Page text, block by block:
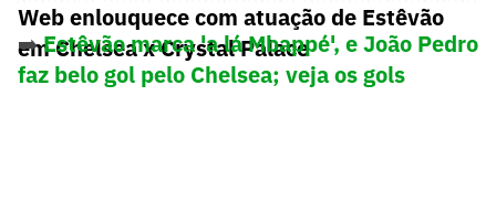
Web enlouquece com atuação de Estêvão
em Chelsea x Crystal Palace
➡️Estêvão marca 'a lá Mbappé', e João Pedro
faz belo gol pelo Chelsea; veja os gols